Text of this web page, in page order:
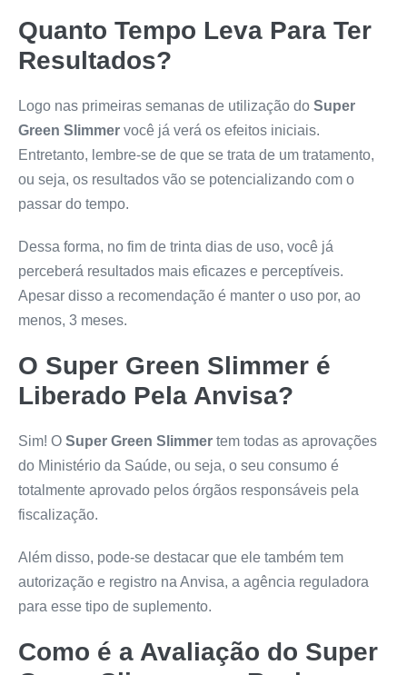
Quanto Tempo Leva Para Ter
Resultados?
Logo nas primeiras semanas de utilização do Super
Green Slimmer você já verá os efeitos iniciais.
Entretanto, lembre-se de que se trata de um tratamento,
ou seja, os resultados vão se potencializando com o
passar do tempo.
Dessa forma, no fim de trinta dias de uso, você já
perceberá resultados mais eficazes e perceptíveis.
Apesar disso a recomendação é manter o uso por, ao
menos, 3 meses.
O Super Green Slimmer é
Liberado Pela Anvisa?
Sim! O Super Green Slimmer tem todas as aprovações
do Ministério da Saúde, ou seja, o seu consumo é
totalmente aprovado pelos órgãos responsáveis pela
fiscalização.
Além disso, pode-se destacar que ele também tem
autorização e registro na Anvisa, a agência reguladora
para esse tipo de suplemento.
Como é a Avaliação do Super